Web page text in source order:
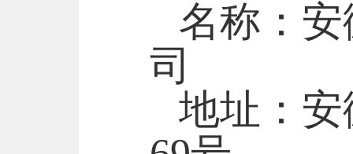
名称：
司
地址：